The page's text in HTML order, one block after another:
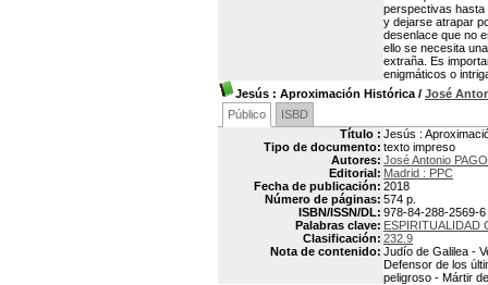
perspectivas hasta
y dejarse atrapar
desenlace que no
ello se necesita
extraña. Es
enigmáticos o
Jesús : Aproximación Histórica / José
Público
ISBD
Título : Jesús :
Tipo de documento: texto impreso
Autores: José Antonio
Editorial: Madrid : PPC
Fecha de publicación: 2018
Número de páginas: 574 p.
ISBN/ISSN/DL: 978-84-288-2569-6
Palabras clave: ESPIRITUALIDAD
Clasificación: 232.9
Nota de contenido: Judío de Galilea -
Defensor de los
peligroso - Mártir